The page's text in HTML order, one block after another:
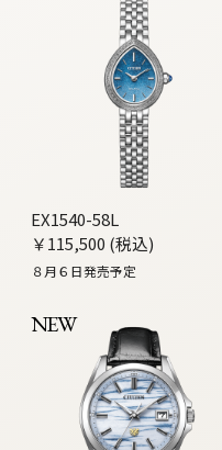
EX1540-58L
￥115,500 (税込)
８月６日発売予定
NEW